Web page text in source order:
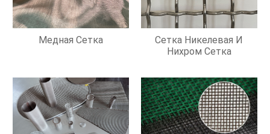
Медная Сетка
Сетка Никелевая И
Нихром Сетка